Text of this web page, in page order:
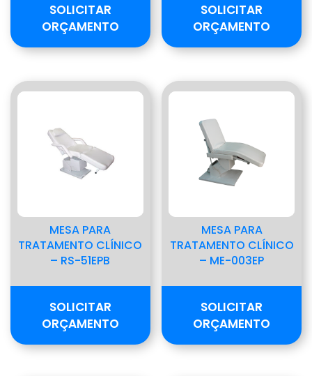
SOLICITAR
ORÇAMENTO
SOLICITAR
ORÇAMENTO
MESA PARA
TRATAMENTO CLÍNICO
– RS-51EPB
SOLICITAR
ORÇAMENTO
MESA PARA
TRATAMENTO CLÍNICO
– ME-003EP
SOLICITAR
ORÇAMENTO